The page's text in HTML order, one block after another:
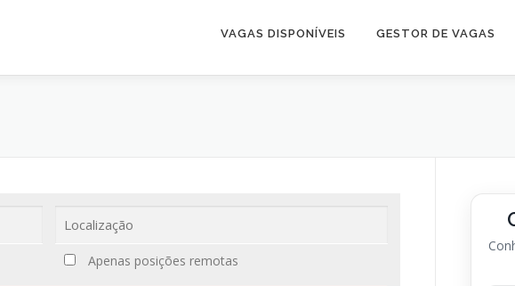
VAGAS DISPONÍVEIS GESTOR DE VAGAS
Apenas posições remotas